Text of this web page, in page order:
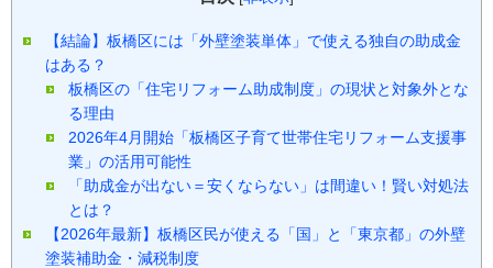
【結論】板橋区には「外壁塗装単体」で使える独自の助成金
はある？
板橋区の「住宅リフォーム助成制度」の現状と対象外とな
る理由
2026年4月開始「板橋区子育て世帯住宅リフォーム支援事
業」の活用可能性
「助成金が出ない＝安くならない」は間違い！賢い対処法
とは？
【2026年最新】板橋区民が使える「国」と「東京都」の外壁
塗装補助金・減税制度